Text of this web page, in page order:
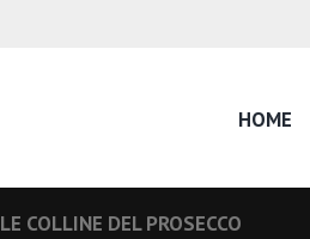
HOME
LE COLLINE DEL PROSECCO